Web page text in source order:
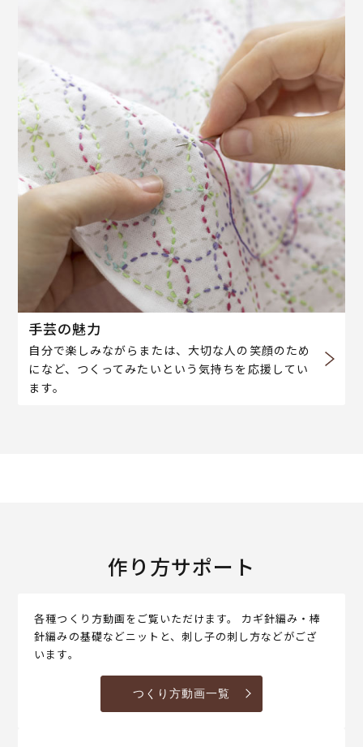
手芸の魅力
自分で楽しみながらまたは、大切な人の笑顔のため
になど、つくってみたいという気持ちを応援してい
ます。
作り方サポート
各種つくり方動画をご覧いただけます。 カギ針編み・棒
針編みの基礎などニットと、刺し子の刺し方などがござ
います。
つくり方動画一覧